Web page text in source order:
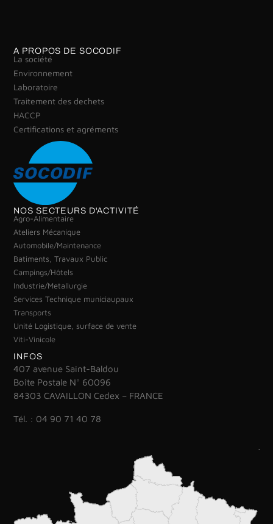
A PROPOS DE SOCODIF
La société
Environnement
Laboratoire
Traitement des dechets
HACCP
Certifications et agréments
NOS SECTEURS D'ACTIVITÉ
Agro-Alimentaire
Ateliers Mécanique
Automobile/Maintenance
Batiments, Travaux Public
Campings/Hôtels
Industrie/Metallurgie
Services Technique municiaupaux
Transports
Unité Logistique, surface de vente
Viti-Vinicole
INFOS
407 avenue Saint-Baldou
Boîte Postale N° 60096
84303 CAVAILLON Cedex – FRANCE
Tél. : 04 90 71 40 78